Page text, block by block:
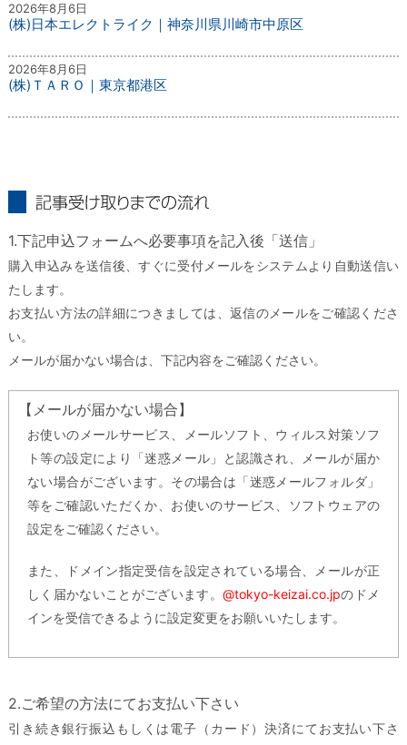
2026年8月6日
(株)日本エレクトライク｜神奈川県川崎市中原区
2026年8月6日
(株)ＴＡＲＯ｜東京都港区
1.下記申込フォームへ必要事項を記入後「送信」
購入申込みを送信後、すぐに受付メールをシステムより自動送信い
たします。
お支払い方法の詳細につきましては、返信のメールをご確認くださ
い。
メールが届かない場合は、下記内容をご確認ください。
【メールが届かない場合】
お使いのメールサービス、メールソフト、ウィルス対策ソフ
ト等の設定により「迷惑メール」と認識され、メールが届か
ない場合がございます。その場合は「迷惑メールフォルダ」
等をご確認いただくか、お使いのサービス、ソフトウェアの
設定をご確認ください。
また、ドメイン指定受信を設定されている場合、メールが正
しく届かないことがございます。@tokyo-keizai.co.jpのドメ
インを受信できるように設定変更をお願いいたします。
2.ご希望の方法にてお支払い下さい
引き続き銀行振込もしくは電子（カード）決済にてお支払い下さ